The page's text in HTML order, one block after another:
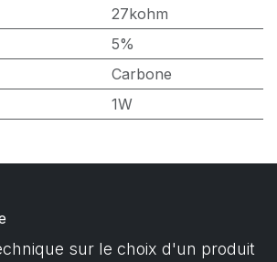
27kohm
5%
Carbone
1W
sur le choix d'un produit